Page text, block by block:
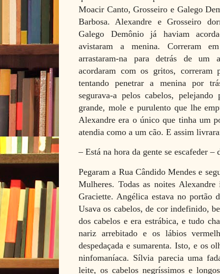
Moacir Canto, Grosseiro e Galego
Barbosa. Alexandre e Grosseiro
Galego Demônio já haviam
avistaram a menina. Correram
arrastaram-na para detrás de um
acordaram com os gritos,
tentando penetrar a menina por
segurava-a pelos cabelos,
grande, mole e purulento que lhe
Alexandre era o único que tinha um
atendia como a um cão. E assim
– Está na hora da gente se escafeder
Pegaram a Rua Cândido Mendes e
Mulheres. Todas as noites
Graciette. Angélica estava no portão
Usava os cabelos, de cor indefinido,
dos cabelos e era estrábica, e tudo
nariz arrebitado e os lábios
despedaçada e sumarenta. Isto, e os
ninfomaníaca. Sílvia parecia uma
leite, os cabelos negríssimos e